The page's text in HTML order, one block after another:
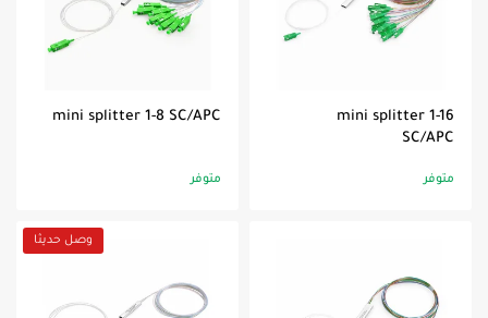
mini splitter 1-16
SC/APC
متوفر
mini splitter 1-8 SC/APC
متوفر
وصل حديثا